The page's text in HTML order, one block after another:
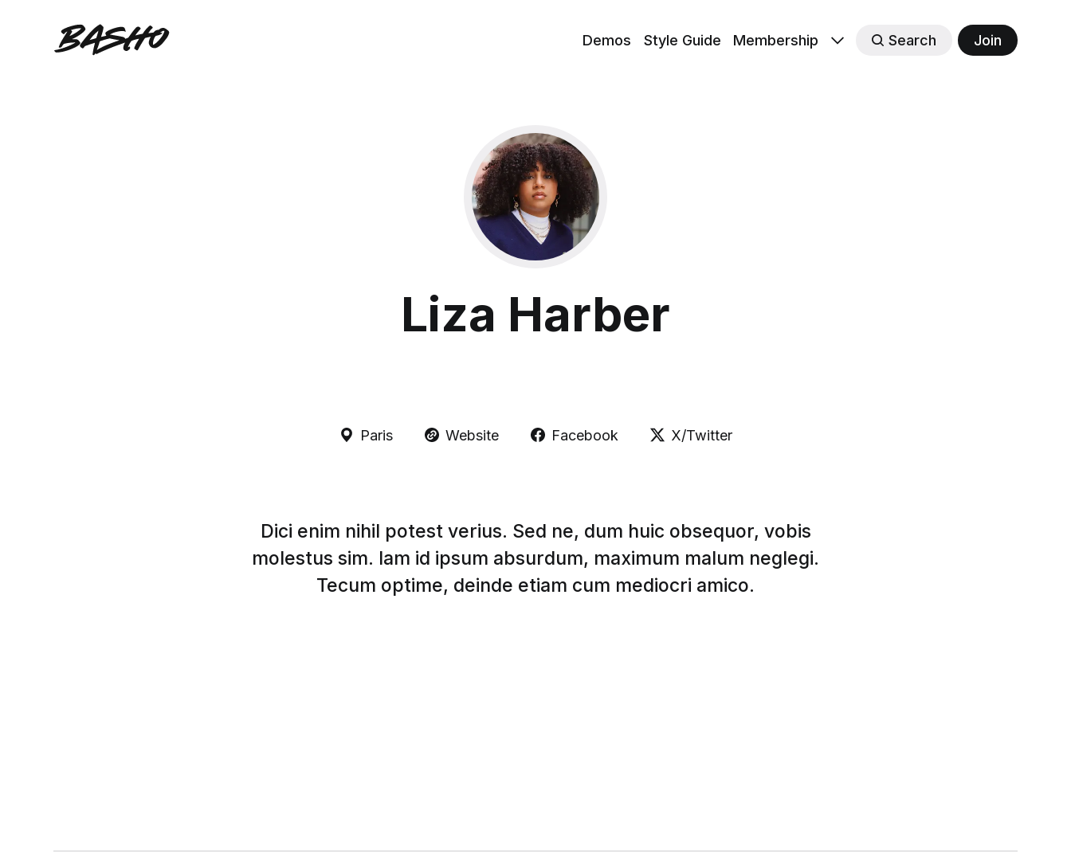
Demos Style Guide Membership Search Join
Liza Harber
Paris Website Facebook X/Twitter
Dici enim nihil potest verius. Sed ne, dum huic obsequor, vobis
molestus sim. Iam id ipsum absurdum, maximum malum neglegi.
Tecum optime, deinde etiam cum mediocri amico.